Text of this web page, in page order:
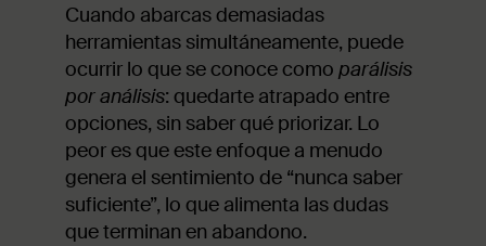
Cuando abarcas demasiadas
herramientas simultáneamente, puede
ocurrir lo que se conoce como parálisis
por análisis: quedarte atrapado entre
opciones, sin saber qué priorizar. Lo
peor es que este enfoque a menudo
genera el sentimiento de “nunca saber
suficiente”, lo que alimenta las dudas
que terminan en abandono.